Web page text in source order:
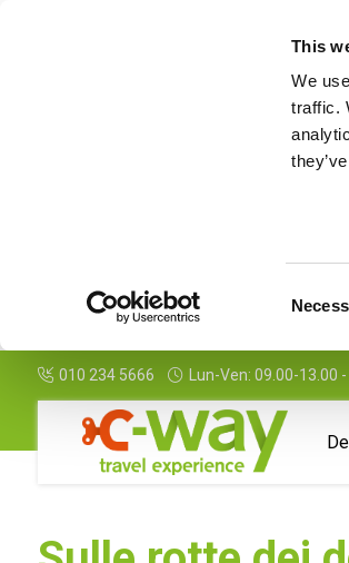
This
We
traffic.
010 234 5666 Lun-Ven: 09.00-13.00